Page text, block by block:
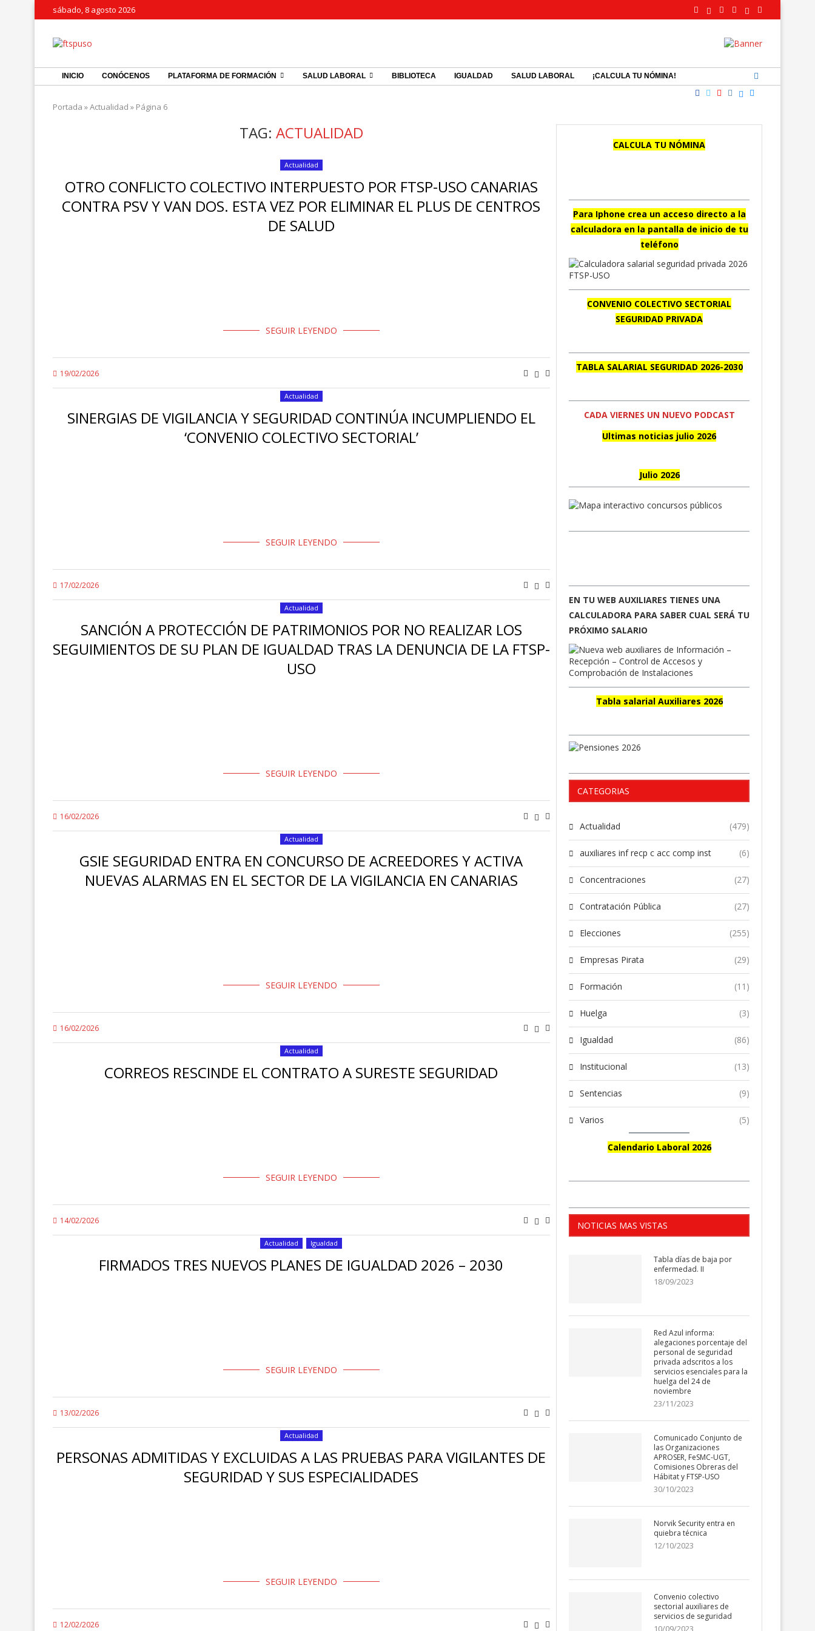
sábado, 8 agosto 2026
INICIO CONÓCENOS PLATAFORMA DE FORMACIÓN SALUD LABORAL BIBLIOTECA IGUALDAD SALUD LABORAL ¡CALCULA TU NÓMINA!
Portada »Actualidad » Página 6
TAG: ACTUALIDAD
Actualidad
OTRO CONFLICTO COLECTIVO INTERPUESTO POR FTSP-USO CANARIAS
CONTRA PSV Y VAN DOS. ESTA VEZ POR ELIMINAR EL PLUS DE CENTROS
DE SALUD
SEGUIR LEYENDO
19/02/2026
Actualidad
SINERGIAS DE VIGILANCIA Y SEGURIDAD CONTINÚA INCUMPLIENDO EL
‘CONVENIO COLECTIVO SECTORIAL’
SEGUIR LEYENDO
17/02/2026
Actualidad
SANCIÓN A PROTECCIÓN DE PATRIMONIOS POR NO REALIZAR LOS
SEGUIMIENTOS DE SU PLAN DE IGUALDAD TRAS LA DENUNCIA DE LA FTSP-
USO
SEGUIR LEYENDO
16/02/2026
Actualidad
GSIE SEGURIDAD ENTRA EN CONCURSO DE ACREEDORES Y ACTIVA
NUEVAS ALARMAS EN EL SECTOR DE LA VIGILANCIA EN CANARIAS
SEGUIR LEYENDO
16/02/2026
Actualidad
CORREOS RESCINDE EL CONTRATO A SURESTE SEGURIDAD
SEGUIR LEYENDO
14/02/2026
Actualidad Igualdad
FIRMADOS TRES NUEVOS PLANES DE IGUALDAD 2026 – 2030
SEGUIR LEYENDO
13/02/2026
Actualidad
PERSONAS ADMITIDAS Y EXCLUIDAS A LAS PRUEBAS PARA VIGILANTES DE
SEGURIDAD Y SUS ESPECIALIDADES
SEGUIR LEYENDO
12/02/2026
CALCULA TU NÓMINA
Para Iphone crea un acceso directo a la
calculadora en la pantalla de inicio de tu
teléfono
CONVENIO COLECTIVO SECTORIAL
SEGURIDAD PRIVADA
TABLA SALARIAL SEGURIDAD 2026-2030
CADA VIERNES UN NUEVO PODCAST
Ultimas noticias julio 2026
Julio 2026
EN TU WEB AUXILIARES TIENES UNA
CALCULADORA PARA SABER CUAL SERÁ TU
PRÓXIMO SALARIO
Tabla salarial Auxiliares 2026
CATEGORIAS
Actualidad (479)
auxiliares inf recp c acc comp inst (6)
Concentraciones (27)
Contratación Pública (27)
Elecciones (255)
Empresas Pirata (29)
Formación (11)
Huelga (3)
Igualdad (86)
Institucional (13)
Sentencias (9)
Varios (5)
Calendario Laboral 2026
NOTICIAS MAS VISTAS
Tabla días de baja por
enfermedad. II
18/09/2023
Red Azul informa:
alegaciones porcentaje del
personal de seguridad
privada adscritos a los
servicios esenciales para la
huelga del 24 de
noviembre
23/11/2023
Comunicado Conjunto de
las Organizaciones
APROSER, FeSMC-UGT,
Comisiones Obreras del
Hábitat y FTSP-USO
30/10/2023
Norvik Security entra en
quiebra técnica
12/10/2023
Convenio colectivo
sectorial auxiliares de
servicios de seguridad
10/09/2023